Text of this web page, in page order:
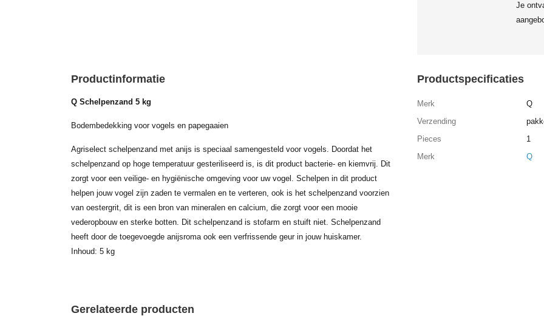
Je
Productinformatie
Q Schelpenzand 5 kg
Bodembedekking voor vogels en papegaaien
Agriselect schelpenzand met anijs is speciaal samengesteld voor vogels. Doordat het
schelpenzand op hoge temperatuur gesteriliseerd is, is dit product bacterie- en kiemvrij. Dit
zorgt voor een veilige- en hygiënische omgeving voor uw vogel. Schelpen in dit product
helpen jouw vogel zijn zaden te vermalen en te verteren, ook is het schelpenzand voorzien
van oestergrit, dit is een bron van mineralen en calcium, die zorgt voor een mooie
vederopbouw en sterke botten. Dit schelpenzand is stofarm en stuift niet. Schelpenzand
heeft door de toegevoegde anijsroma ook een verfrissende geur in jouw huiskamer.
Inhoud: 5 kg
Productspecificaties
Merk
Q
Verzending
Pieces
1
Merk
Q
Gerelateerde producten